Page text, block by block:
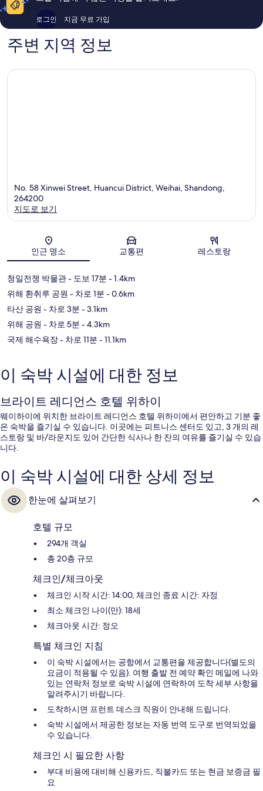
기
5
로그인 지금 무료 가입
주변 지역 정보
No. 58 Xinwei Street, Huancui District, Weihai, Shandong,
264200
지도로 보기
인근 명소 교통편 레스토랑
청일전쟁 박물관- 도보 17분 - 1.4km
위해 환취루 공원 - 차로 1분 - 0.6km
타산 공원 - 차로 3분 - 3.1km
위해 공원 - 차로 5분 - 4.3km
국제 해수욕장- 차로 11분 - 11.1km
이 숙박 시설에 대한 정보
브라이트 레디언스 호텔 위하이
웨이하이에 위치한 브라이트 레디언스 호텔 위하이에서 편안하고 기분 좋
은 숙박을 즐기실 수 있습니다. 이곳에는 피트니스 센터도 있고, 3 개의 레
스토랑 및 바/라운지도 있어 간단한 식사나 한 잔의 여유를 즐기실 수 있습
니다.
이 숙박 시설에 대한 상세 정보
한눈에 살펴보기
호텔 규모
294개 객실
총 20층 규모
체크인/체크아웃
체크인 시작 시간: 14:00, 체크인 종료 시간: 자정
최소 체크인 나이(만): 18세
체크아웃 시간: 정오
특별 체크인 지침
이 숙박 시설에서는 공항에서 교통편을 제공합니다(별도의
요금이 적용될 수 있음). 여행 출발 전 예약 확인 메일에 나와
있는 연락처 정보로 숙박 시설에 연락하여 도착 세부 사항을
알려주시기 바랍니다.
도착하시면 프런트 데스크 직원이 안내해 드립니다.
숙박 시설에서 제공한 정보는 자동 번역 도구로 번역되었을
수 있습니다.
체크인 시 필요한 사항
부대 비용에 대비해 신용카드, 직불카드 또는 현금 보증금 필
요